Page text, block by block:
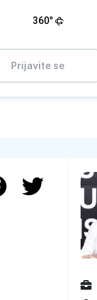
360°
Prijavite se